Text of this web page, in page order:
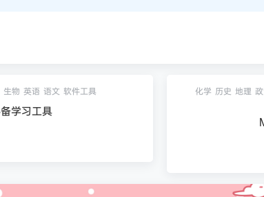
生物 英语 语文 软件工具
学习工具
化学 历史 地理